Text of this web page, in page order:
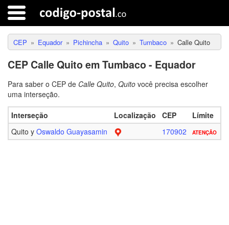
CEP Equador Pichincha Quito Tumbaco Calle Quito
CEP Calle Quito em Tumbaco - Equador
Para saber o CEP de Calle Quito, Quito você precisa escolher
uma interseção.
Interseção Localização CEP
Límite
Quito y Oswaldo Guayasamin 170902 ATENÇÃO